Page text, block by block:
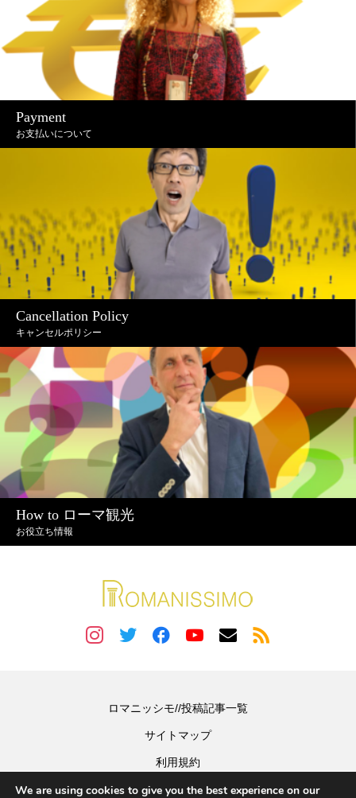
Payment
お支払いについて
Cancellation Policy
キャンセルポリシー
How to ローマ観光
お役立ち情報
ロマニッシモ//投稿記事一覧
サイトマップ
利用規約
日本ツーリストガイド・アシスタント協会
We are using cookies to give you the best experience on our